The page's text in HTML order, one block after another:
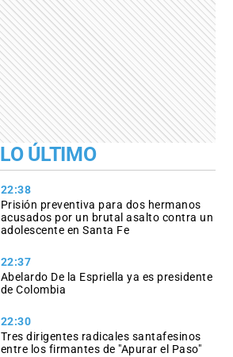
LO ÚLTIMO
22:38
Prisión preventiva para dos hermanos
acusados por un brutal asalto contra un
adolescente en Santa Fe
22:37
Abelardo De la Espriella ya es presidente
de Colombia
22:30
Tres dirigentes radicales santafesinos
entre los firmantes de "Apurar el Paso"